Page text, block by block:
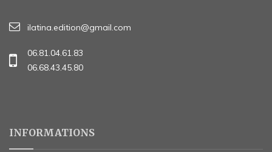
ilatina.edition@gmail.com
06.81.04.61.83
06.68.43.45.80
INFORMATIONS